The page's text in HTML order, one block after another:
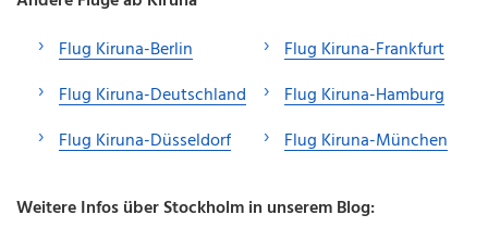
Flug Kiruna-Berlin
Flug Kiruna-Deutschland
Flug Kiruna-Düsseldorf
Flug Kiruna-Frankfurt
Flug Kiruna-Hamburg
Flug Kiruna-München
Weitere Infos über Stockholm in unserem Blog: